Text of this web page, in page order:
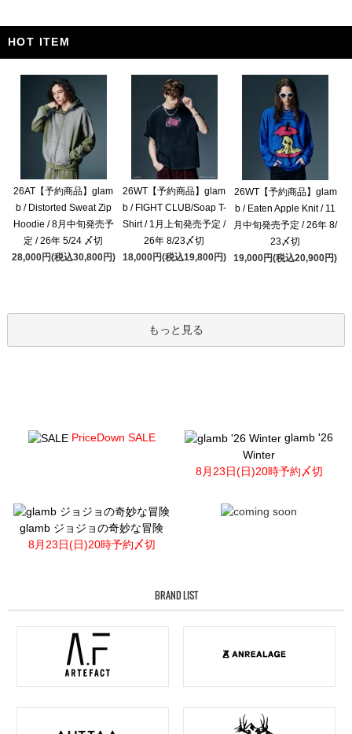
HOT ITEM
26AT【予約商品】glam
b / Distorted Sweat Zip
Hoodie / 8月中旬発売予
定 / 26年 5/24 〆切
28,000円(税込30,800円)
26WT【予約商品】glam
b / FIGHT CLUB/Soap T-
Shirt / 1月上旬発売予定 /
26年 8/23〆切
18,000円(税込19,800円)
26WT【予約商品】glam
b / Eaten Apple Knit / 11
月中旬発売予定 / 26年 8/
23〆切
19,000円(税込20,900円)
もっと見る
PriceDown SALE
glamb '26
Winter
8月23日(日)20時予約〆切
glamb ジョジョの奇妙な冒険
8月23日(日)20時予約〆切
BRAND LIST